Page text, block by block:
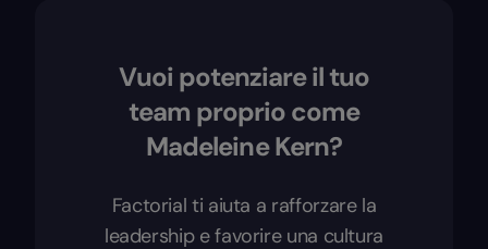
Vuoi potenziare il tuo
team proprio come
Madeleine Kern?
Factorial ti aiuta a rafforzare la
leadership e favorire una cultura